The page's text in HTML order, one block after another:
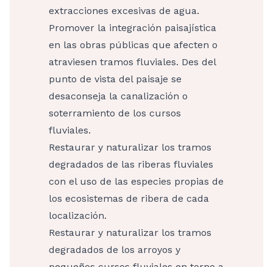
extracciones excesivas de agua.
Promover la integración paisajística
en las obras públicas que afecten o
atraviesen tramos fluviales. Des del
punto de vista del paisaje se
desaconseja la canalización o
soterramiento de los cursos
fluviales.
Restaurar y naturalizar los tramos
degradados de las riberas fluviales
con el uso de las especies propias de
los ecosistemas de ribera de cada
localización.
Restaurar y naturalizar los tramos
degradados de los arroyos y